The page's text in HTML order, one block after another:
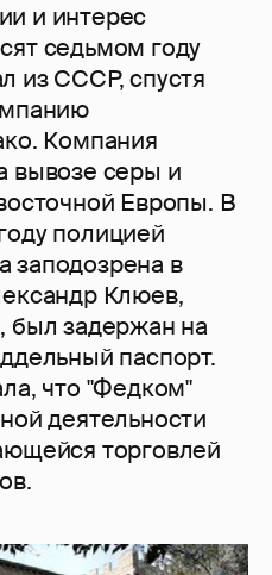
и интерес
седьмом году
из СССР, спустя
Компания
вывозе серы и
Европы. В
полицией
заподозрена в
Клюев,
был задержан на
паспорт.
что "Федком"
деятельности
торговлей